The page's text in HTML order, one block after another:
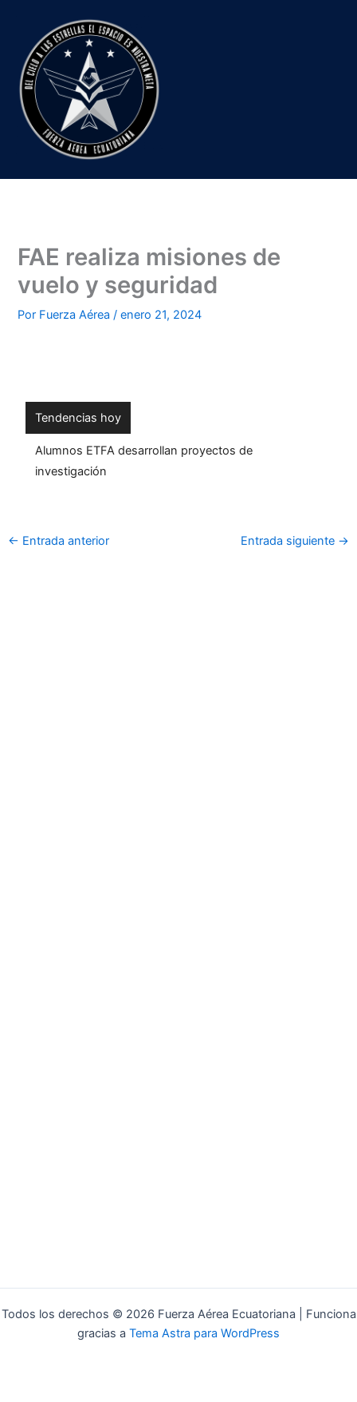
contenido
FAE realiza misiones de
vuelo y seguridad
Por Fuerza Aérea/enero 21, 2024
Tendencias hoy
Alumnos ETFA desarrollan proyectos de
investigación
← Entrada anterior Entrada siguiente →
Todos los derechos © 2026 Fuerza Aérea Ecuatoriana | Funciona
gracias a Tema Astra para WordPress